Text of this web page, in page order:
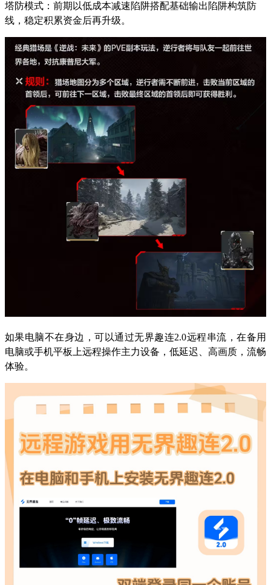
塔防模式：前期以低成本减速陷阱搭配基础输出陷阱构筑防
线，稳定积累资金后再升级。
如果电脑不在身边，可以通过无界趣连2.0远程串流，在备用
电脑或手机平板上远程操作主力设备，低延迟、高画质，流畅
体验。